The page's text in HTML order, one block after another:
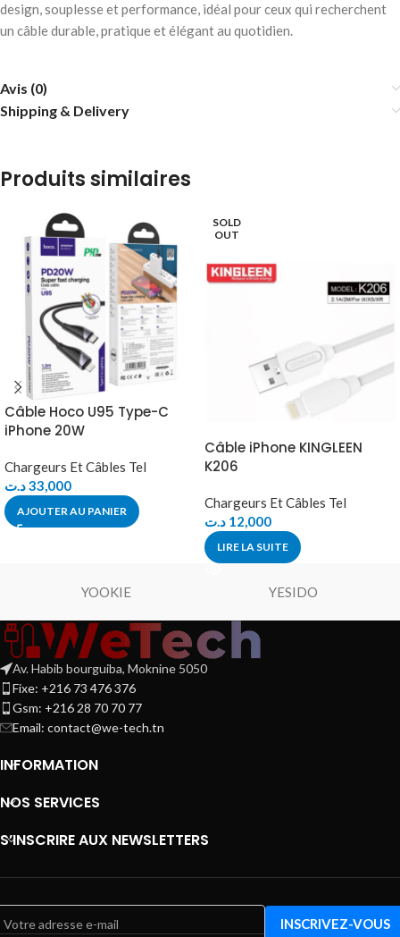
design, souplesse et performance, idéal pour ceux qui recherchent
un câble durable, pratique et élégant au quotidien.
Avis (0)
Shipping & Delivery
Produits similaires
Câble Hoco U95 Type-C
iPhone 20W
Chargeurs Et Câbles Tel
33,000د.ت
AJOUTER AU PANIER
SOLD
OUT
Câble iPhone KINGLEEN
K206
Chargeurs Et Câbles Tel
12,000 د.ت
LIRE LA SUITE
YOOKIE YESIDO
Av. Habib bourguiba, Moknine 5050
Fixe: +216 73 476 376
Gsm: +216 28 70 70 77
Email: contact@we-tech.tn
INFORMATION
NOS SERVICES
S’INSCRIRE AUX NEWSLETTERS